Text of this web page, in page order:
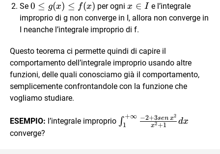
Se 0\le
g(x)
\le
0 ≤ g(x) ≤ f(x) per ognix\in
I
x ∈ Ie l’integrale
improprio di g non converge in I, allora non converge in
I neanche l’integrale improprio di f.
Questo teorema ci permette quindi di capire il
comportamento dell’integrale improprio usando altre
funzioni, delle quali conosciamo già il comportamento,
semplicemente confrontandole con la funzione che
vogliamo studiare.
ESEMPIO: l’integrale improprio
{x^2+1}dx
∫1
+∞
x2+1
−2+3sen x2
dx
converge?